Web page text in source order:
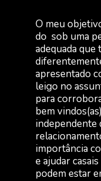
O meu
do sob uma
adequada
apresentado
leigo no
para
bem
independente
importância
e ajudar
podem estar